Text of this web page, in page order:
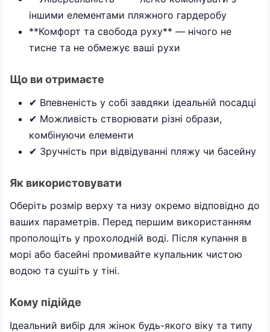
іншими елементами пляжного гардеробу
**Комфорт та свобода руху** — нічого не
тисне та не обмежує ваші рухи
Що ви отримаєте
✔ Впевненість у собі завдяки ідеальній посадці
✔ Можливість створювати різні образи,
комбінуючи елементи
✔ Зручність при відвідуванні пляжу чи басейну
Як використовувати
Оберіть розмір верху та низу окремо відповідно до
ваших параметрів. Перед першим використанням
прополощіть у прохолодній воді. Після купання в
морі або басейні промивайте купальник чистою
водою та сушіть у тіні.
Кому підійде
Ідеальний вибір для жінок будь-якого віку та типу